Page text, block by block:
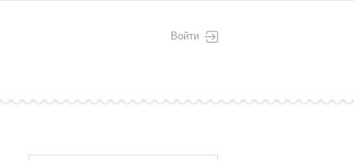
Войти